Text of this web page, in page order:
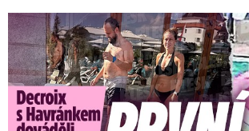
Exministryně s Havránkem dováděli v Polsku: